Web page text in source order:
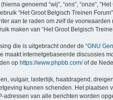
genoemd “wij”, “ons”, “onze”,
“Het Groot Belgisch Treinen
aan te raden om zelf de
maken van “Het Groot Belgisch
die is uitgebracht onder de “GNU
maakt internetgebaseerde discussies
op https://www.phpbb.com/of de
vulgair, lasterlijk, haatdragend,
kunnen schenden. Het
van alle berichten worden